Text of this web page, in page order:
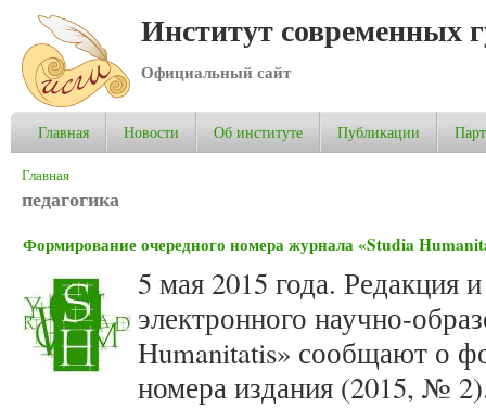
Институт современных
Официальный сайт
Главная Новости Об институте Публикации
Вы здесь
Главная
педагогика
Формирование очередного номера журнала «Studia
5 мая 2015 года. Редакция
электронного научно-
Humanitatis» сообщают о
номера издания (2015, №